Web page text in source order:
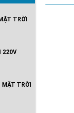
TRỜI
220V
MẶT TRỜI